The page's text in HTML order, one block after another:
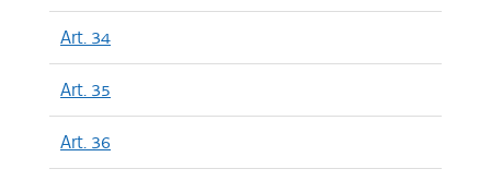
Art. 34
Art. 35
Art. 36